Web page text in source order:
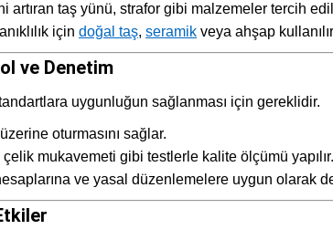
artıran taş yünü, strafor gibi malzemeler tercih
için doğal taş, seramik veya ahşap
ve Denetim
uygunluğun sağlanması için gereklidir.
oturmasını sağlar.
çelik mukavemeti gibi testlerle kalite ölçümü yapılır.
ve yasal düzenlemelere uygun olarak